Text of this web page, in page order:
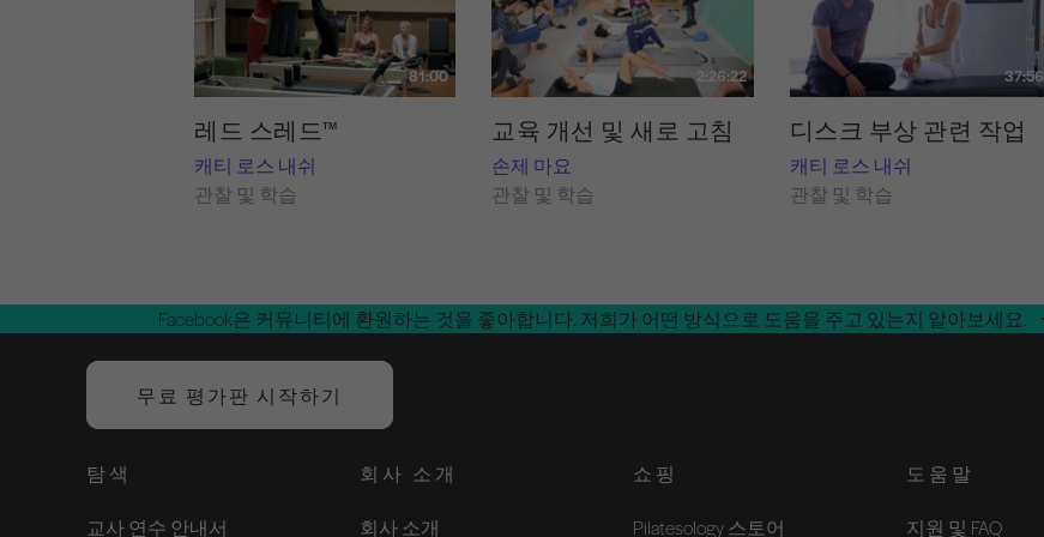
81:00
레드 스레드™
캐티 로스 내쉬
관찰 및 학습
2:26:22
교육 개선 및 새로 고침
손제 마요
관찰 및 학습
37:56
디스크 부상 관련 작업
캐티 로스 내쉬
관찰 및 학습
Facebook은 커뮤니티에 환원하는 것을 좋아합니다. 저희가 어떤 방식으로 도움을 주고 있는지 알아보세요.
무료 평가판 시작하기
탐색
교사 연수 안내서
회사 소개
회사 소개
쇼핑
Pilatesology 스토어
도움말
지원 및 FAQ